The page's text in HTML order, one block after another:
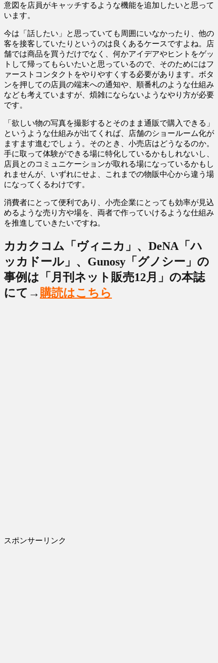
意図を店員がキャッチするような機能を追加したいと思って
います。
今は「話したい」と思っていても周囲にいなかったり、他の
客を接客していたりというのは良くあるケースですよね。店
舗では商品を買うだけでなく、何かアイデアやヒントをゲッ
トして帰ってもらいたいと思っているので、そのためにはフ
ァーストコンタクトをやりやすくする必要があります。ボタ
ンを押しての店員の端末への通知や、順番札のような仕組み
なども考えていますが、煩雑にならないようなやり方が必要
です。
「欲しい物の写真を撮影するとそのまま通販で購入できる」
というような仕組みが出てくれば、店舗のショールーム化が
ますます進むでしょう。そのとき、小売店はどうなるのか。
手に取って体験ができる場に特化しているかもしれないし、
店員とのコミュニケーションが取れる場になっているかもし
れませんが、いずれにせよ、これまでの物販中心から違う場
になってくるわけです。
消費者にとって便利であり、小売企業にとっても効率が見込
めるような売り方や場を、両者で作っていけるような仕組み
を推進していきたいですね。
カカクコム「ヴィニカ」、DeNA「ハ
ッカドール」、Gunosy「グノシー」の
事例は「月刊ネット販売12月」の本誌
にて→ 購読はこちら
スポンサーリンク